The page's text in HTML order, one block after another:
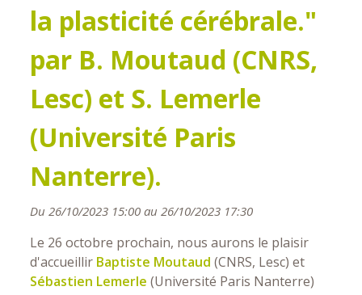
la plasticité cérébrale."
par B. Moutaud (CNRS,
Lesc) et S. Lemerle
(Université Paris
Nanterre).
Du 26/10/2023 15:00 au 26/10/2023 17:30
Le 26 octobre prochain, nous aurons le plaisir
d'accueillir Baptiste Moutaud (CNRS, Lesc) et
Sébastien Lemerle (Université Paris Nanterre)